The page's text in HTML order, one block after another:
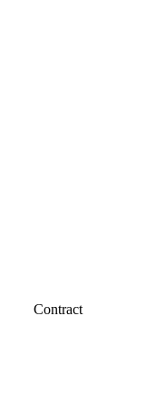
Contract